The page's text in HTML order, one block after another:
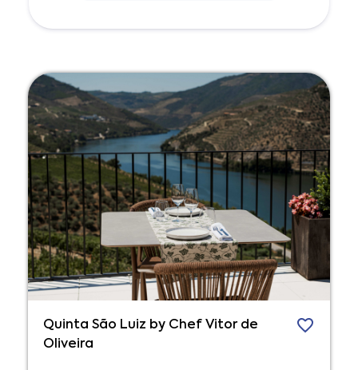
Quinta São Luiz by Chef Vitor de
Oliveira